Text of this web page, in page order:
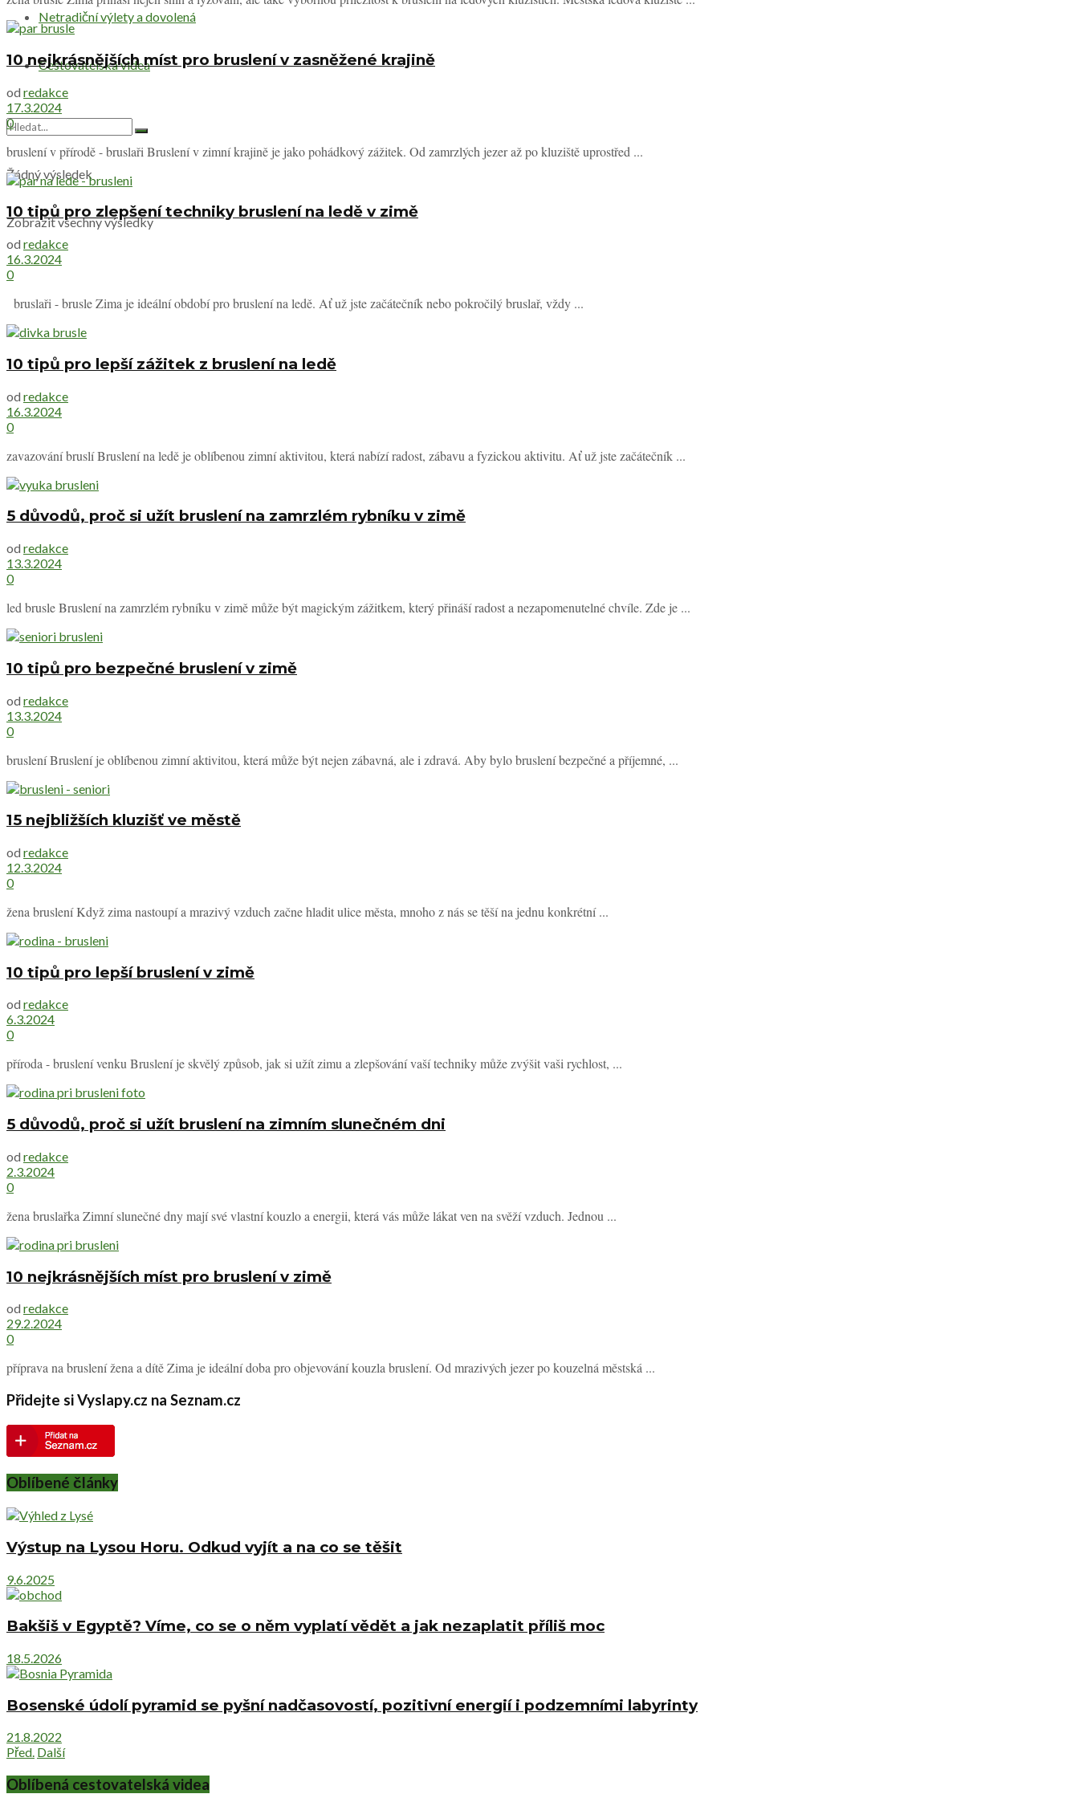
Netradiční výlety a dovolená
Cestovatelská videa
Žádný výsledek
Zobrazit všechny výsledky
10 nejkrásnějších míst pro bruslení v zasněžené krajině
od redakce
17.3.2024
0
bruslení v přírodě - bruslaři Bruslení v zimní krajině je jako pohádkový zážitek. Od zamrzlých jezer až po kluziště uprostřed ...
10 tipů pro zlepšení techniky bruslení na ledě v zimě
od redakce
16.3.2024
0
bruslaři - brusle Zima je ideální období pro bruslení na ledě. Ať už jste začátečník nebo pokročilý bruslař, vždy ...
10 tipů pro lepší zážitek z bruslení na ledě
od redakce
16.3.2024
0
zavazování bruslí Bruslení na ledě je oblíbenou zimní aktivitou, která nabízí radost, zábavu a fyzickou aktivitu. Ať už jste začátečník ...
5 důvodů, proč si užít bruslení na zamrzlém rybníku v zimě
od redakce
13.3.2024
0
led brusle Bruslení na zamrzlém rybníku v zimě může být magickým zážitkem, který přináší radost a nezapomenutelné chvíle. Zde je ...
10 tipů pro bezpečné bruslení v zimě
od redakce
13.3.2024
0
bruslení Bruslení je oblíbenou zimní aktivitou, která může být nejen zábavná, ale i zdravá. Aby bylo bruslení bezpečné a příjemné, ...
15 nejbližších kluzišť ve městě
od redakce
12.3.2024
0
žena bruslení Když zima nastoupí a mrazivý vzduch začne hladit ulice města, mnoho z nás se těší na jednu konkrétní ...
10 tipů pro lepší bruslení v zimě
od redakce
6.3.2024
0
příroda - bruslení venku Bruslení je skvělý způsob, jak si užít zimu a zlepšování vaší techniky může zvýšit vaši rychlost, ...
5 důvodů, proč si užít bruslení na zimním slunečném dni
od redakce
2.3.2024
0
žena bruslařka Zimní slunečné dny mají své vlastní kouzlo a energii, která vás může lákat ven na svěží vzduch. Jednou ...
10 nejkrásnějších míst pro bruslení v zimě
od redakce
29.2.2024
0
příprava na bruslení žena a dítě Zima je ideální doba pro objevování kouzla bruslení. Od mrazivých jezer po kouzelná městská ...
Přidejte si Vyslapy.cz na Seznam.cz
Oblíbené články
Výstup na Lysou Horu. Odkud vyjít a na co se těšit
9.6.2025
Bakšiš v Egyptě? Víme, co se o něm vyplatí vědět a jak nezaplatit příliš moc
18.5.2026
Bosenské údolí pyramid se pyšní nadčasovostí, pozitivní energií i podzemními labyrinty
21.8.2022
Před. Další
Oblíbená cestovatelská videa